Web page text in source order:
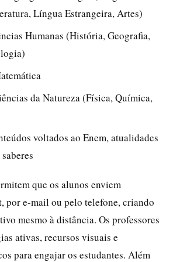
Língua Estrangeira, Artes)
Humanas (História, Geografia,
da Natureza (Física, Química,
voltados ao Enem, atualidades
que os alunos enviem
por e-mail ou pelo telefone, criando
mesmo à distância. Os professores
ativas, recursos visuais e
para engajar os estudantes. Além